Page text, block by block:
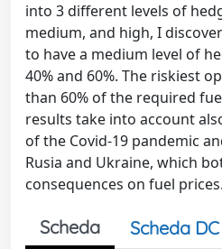
into 3 different levels of
medium, and high, I
to have a medium level of
40% and 60%. The riskiest
than 60% of the required
results take into account
of the Covid-19 pandemic
Rusia and Ukraine, which
consequences on fuel prices.
Scheda Scheda DC